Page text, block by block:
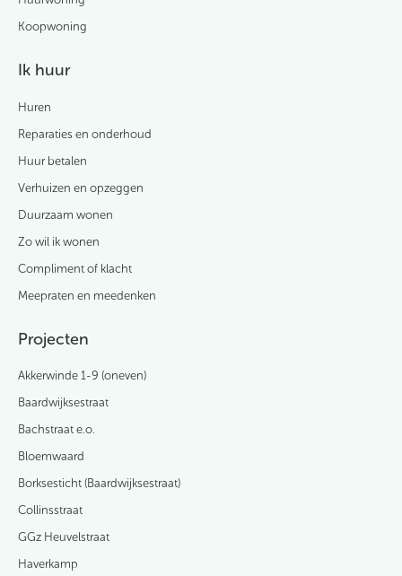
Koopwoning
Ik huur
Huren
Reparaties en onderhoud
Huur betalen
Verhuizen en opzeggen
Duurzaam wonen
Zo wil ik wonen
Compliment of klacht
Meepraten en meedenken
Projecten
Akkerwinde 1-9 (oneven)
Baardwijksestraat
Bachstraat e.o.
Bloemwaard
Borksesticht (Baardwijksestraat)
Collinsstraat
GGz Heuvelstraat
Haverkamp